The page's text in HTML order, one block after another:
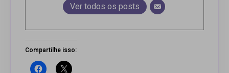
Ver todos os posts
Compartilhe isso: